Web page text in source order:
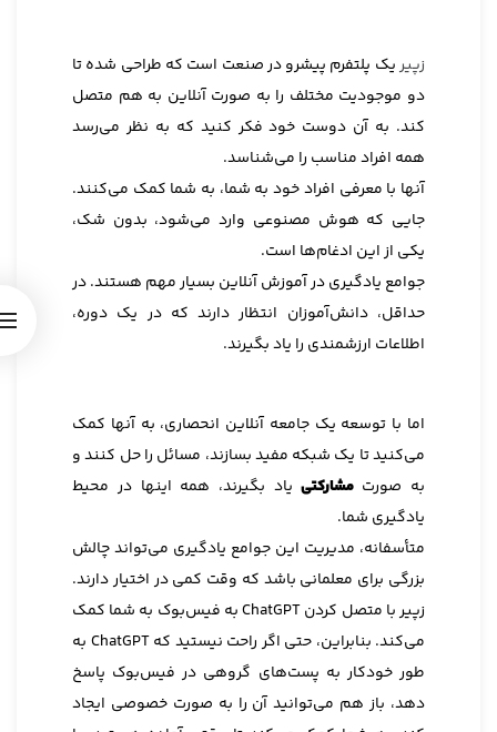
زپیریک پلتفرم پیشرو در صنعت است که طراحی شده تا
دو موجودیت مختلف را به صورت آنلاین به هم متصل
کند. به آن دوست خود فکر کنید که به نظر می‌رسد
همه افراد مناسب را می‌شناسد.
آنها با معرفی افراد خود به شما، به شما کمک می‌کنند.
جایی که هوش مصنوعی وارد می‌شود، بدون شک،
یکی از این ادغام‌ها است.
جوامع یادگیری در آموزش آنلاین بسیار مهم هستند. در
حداقل، دانش‌آموزان انتظار دارند که در یک دوره،
اطلاعات ارزشمندی را یاد بگیرند.
اما با توسعه یک جامعه آنلاین انحصاری، به آنها کمک
می‌کنید تا یک شبکه مفید بسازند، مسائل را حل کنند و
به صورتمشارکتی یاد بگیرند، همه اینها در محیط
یادگیری شما.
متأسفانه، مدیریت این جوامع یادگیری می‌تواند چالش
بزرگی برای معلمانی باشد که وقت کمی در اختیار دارند.
زپیر با متصل کردن ChatGPT به فیس‌بوک به شما کمک
می‌کند. بنابراین، حتی اگر راحت نیستید که ChatGPT به
طور خودکار به پست‌های گروهی در فیس‌بوک پاسخ
دهد، باز هم می‌توانید آن را به صورت خصوصی ایجاد